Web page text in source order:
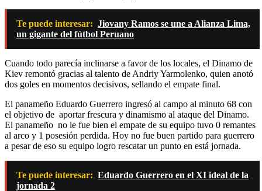
Te puede interesar: Jiovany Ramos se une a Alianza Lima,
un gigante del fútbol Peruano
Cuando todo parecía inclinarse a favor de los locales, el Dinamo de
Kiev remontó gracias al talento de Andriy Yarmolenko, quien anotó
dos goles en momentos decisivos, sellando el empate final.
El panameño Eduardo Guerrero ingresó al campo al minuto 68 con
el objetivo de aportar frescura y dinamismo al ataque del Dinamo.
El panameño no le fue bien el empate de su equipo tuvo 0 remantes
al arco y 1 posesión perdida. Hoy no fue buen partido para guerrero
a pesar de eso su equipo logro rescatar un punto en está jornada.
Te puede interesar: Eduardo Guerrero en el XI ideal de la
jornada 2